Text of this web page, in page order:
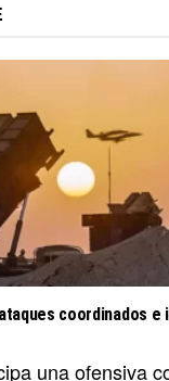
coordinados e
una ofensiva